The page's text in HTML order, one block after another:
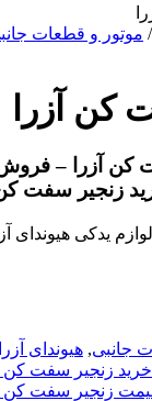
/ موتور و قطعات
کن آزرا
کن آزرا –
زنجیر سفت کن
یدکی هیوندای
جانبی, هیوندای
خرید زنجیر سفت کن
زنجیر سفت کن